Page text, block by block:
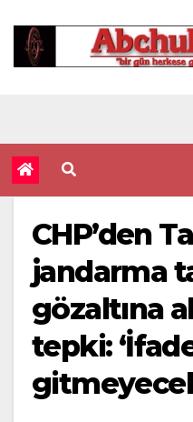
CHP’den
jandarma
gözaltına
tepki: